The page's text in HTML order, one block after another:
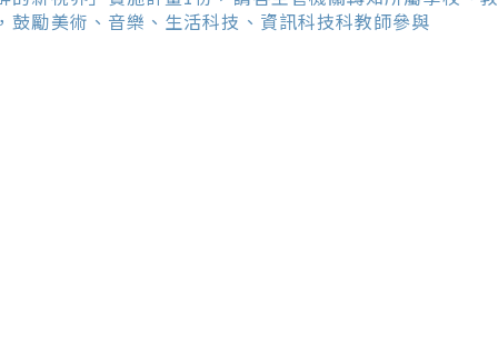
鼓勵美術、音樂、生活科技、資訊科技科教師參與